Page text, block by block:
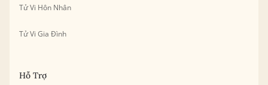
Tử Vi Hôn Nhân
Tử Vi Gia Đình
Hỗ Trợ